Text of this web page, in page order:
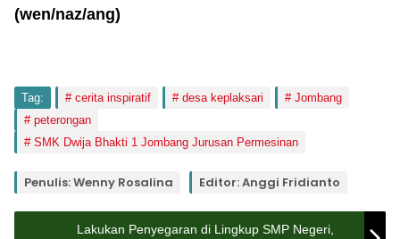
(wen/naz/ang)
Tag: cerita inspiratif desa keplaksari
Jombang
peterongan
SMK Dwija Bhakti 1 Jombang Jurusan Permesinan
Penulis: Wenny Rosalina Editor: Anggi Fridianto
Lakukan Penyegaran di Lingkup SMP Negeri,